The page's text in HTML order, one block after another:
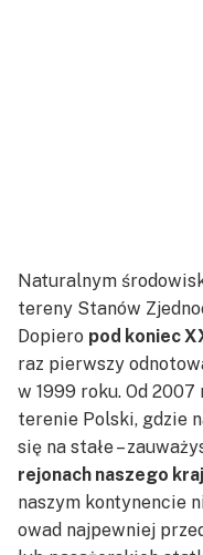
Naturalnym
tereny Stanów
Dopiero pod koniec
raz pierwszy
w 1999 roku. Od
terenie Polski, gdzie
się na stałe –
rejonach naszego
naszym kontynencie
owad najpewniej